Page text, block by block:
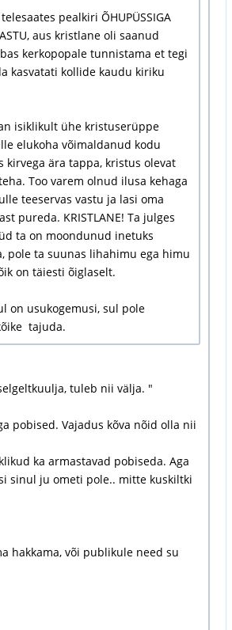
pealkiri ÕHUPÜSSIGA
aus kristlane oli saanud
kerkopopale tunnistama et tegi
kasvatati kollide kaudu kiriku
isiklikult ühe kristuserüppe
elukoha võimaldanud kodu
kirvega ära tappa, kristus olevat
Too varem olnud ilusa kehaga
teeservas vastu ja lasi oma
pureda. KRISTLANE! Ta julges
ta on moondunud inetuks
pole ta suunas lihahimu ega himu
on täiesti õiglaselt.
on usukogemusi, sul pole
tajuda.
tuleb nii välja. "
pobised. Vajadus kõva nõid olla nii
ka armastavad pobiseda. Aga
sinul ju ometi pole.. mitte kuskiltki
hakkama, või publikule need su